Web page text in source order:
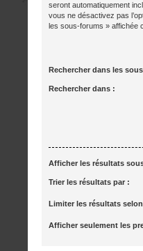
seront automatiquement
vous ne désactivez pas
les sous-forums » affichée
Rechercher dans les
Rechercher dans :
Afficher les résultats
Trier les résultats par :
Limiter les résultats
Afficher seulement les